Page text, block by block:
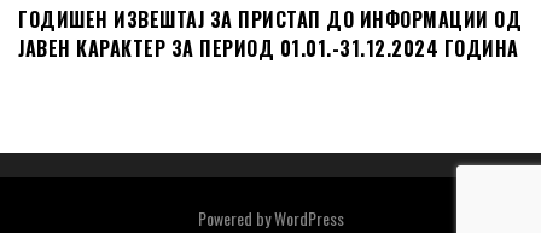
ГОДИШЕН ИЗВЕШТАЈ ЗА ПРИСТАП ДО ИНФОРМАЦИИ ОД
ЈАВЕН КАРАКТЕР ЗА ПЕРИОД 01.01.-31.12.2024 ГОДИНА
Powered byWordPress